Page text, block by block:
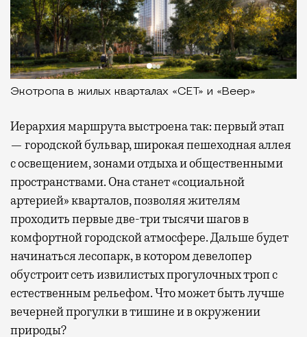
Экотропа в жилых кварталах «СЕТ» и «Веер»
Иерархия маршрута выстроена так: первый этап
— городской бульвар, широкая пешеходная аллея
с освещением, зонами отдыха и общественными
пространствами. Она станет «социальной
артерией» кварталов, позволяя жителям
проходить первые две-три тысячи шагов в
комфортной городской атмосфере. Дальше будет
начинаться лесопарк, в котором девелопер
обустроит сеть извилистых прогулочных троп с
естественным рельефом. Что может быть лучше
вечерней прогулки в тишине и в окружении
природы?